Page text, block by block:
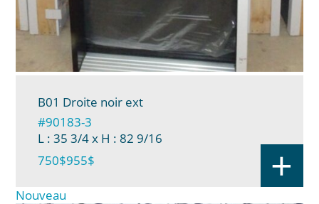
B01 Droite noir ext
#90183-3
L : 35 3/4x H : 82 9/16
750$955$ +
Nouveau